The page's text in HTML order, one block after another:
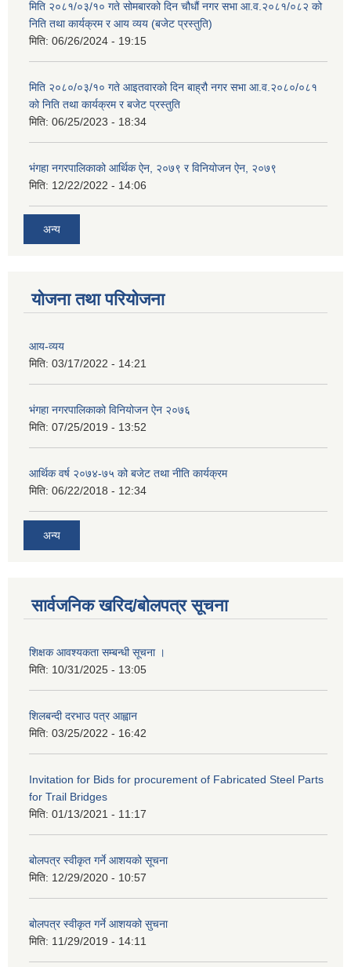
मिति २०८१/०३/१० गते सोमबारको दिन चौधौं नगर सभा आ.व.२०८१/०८२ को
निति तथा कार्यक्रम र आय व्यय (बजेट प्रस्तुति)
मिति: 06/26/2024 - 19:15
मिति २०८०/०३/१० गते आइतवारको दिन बाह्रौ नगर सभा आ.व.२०८०/०८१
को निति तथा कार्यक्रम र बजेट प्रस्तुति
मिति: 06/25/2023 - 18:34
भंगहा नगरपालिकाको आर्थिक ऐन, २०७९ र विनियोजन ऐन, २०७९
मिति: 12/22/2022 - 14:06
अन्य
योजना तथा परियोजना
आय-व्यय
मिति: 03/17/2022 - 14:21
भंगहा नगरपालिकाको विनियोजन ऐन २०७६
मिति: 07/25/2019 - 13:52
आर्थिक वर्ष २०७४-७५ को बजेट तथा नीति कार्यक्रम
मिति: 06/22/2018 - 12:34
अन्य
सार्वजनिक खरिद/बोलपत्र सूचना
शिक्षक आवश्यकता सम्बन्धी सूचना ।
मिति: 10/31/2025 - 13:05
शिलबन्दी दरभाउ पत्र आह्वान
मिति: 03/25/2022 - 16:42
Invitation for Bids for procurement of Fabricated Steel Parts
for Trail Bridges
मिति: 01/13/2021 - 11:17
बोलपत्र स्वीकृत गर्ने आशयको सूचना
मिति: 12/29/2020 - 10:57
बोलपत्र स्वीकृत गर्ने आशयको सुचना
मिति: 11/29/2019 - 14:11